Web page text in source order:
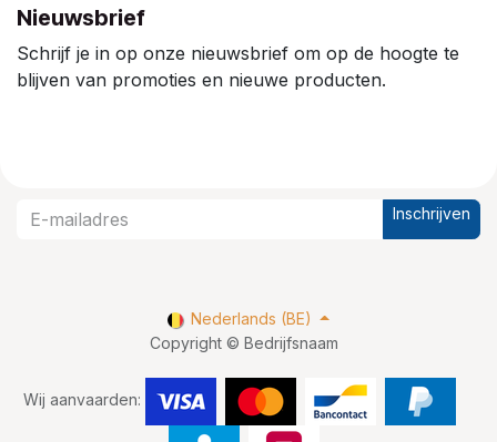
Nieuwsbrief
Schrijf je in op onze nieuwsbrief om op de hoogte te
blijven van promoties en nieuwe producten.
Inschrijven
Copyright © Bedrijfsnaam
Wij aanvaarden:
Nederlands (BE)